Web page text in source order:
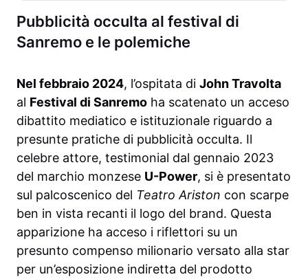
Pubblicità occulta al festival di
Sanremo e le polemiche
Nel febbraio 2024, l’ospitata di John Travolta
al Festival di Sanremo ha scatenato un acceso
dibattito mediatico e istituzionale riguardo a
presunte pratiche di pubblicità occulta. Il
celebre attore, testimonial dal gennaio 2023
del marchio monzese U-Power, si è presentato
sul palcoscenico del Teatro Ariston con scarpe
ben in vista recanti il logo del brand. Questa
apparizione ha acceso i riflettori su un
presunto compenso milionario versato alla star
per un’esposizione indiretta del prodotto